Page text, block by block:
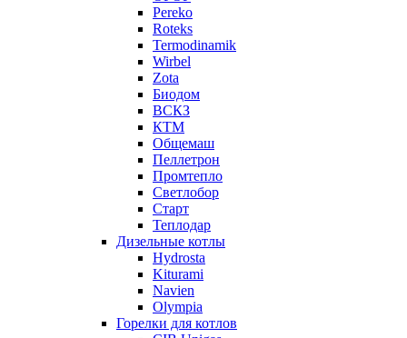
Pereko
Roteks
Termodinamik
Wirbel
Zota
Биодом
ВСКЗ
КТМ
Общемаш
Пеллетрон
Промтепло
Светлобор
Старт
Теплодар
Дизельные котлы
Hydrosta
Kiturami
Navien
Olympia
Горелки для котлов